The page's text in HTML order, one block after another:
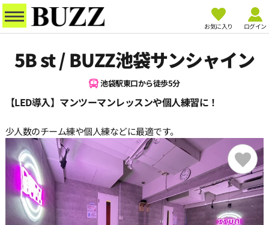
お気に入り ログイン
5B st / BUZZ池袋サンシャイン
池袋駅東口から徒歩5分
【LED導入】マンツーマンレッスンや個人練習に！
少人数のチーム練や個人練などに最適です。